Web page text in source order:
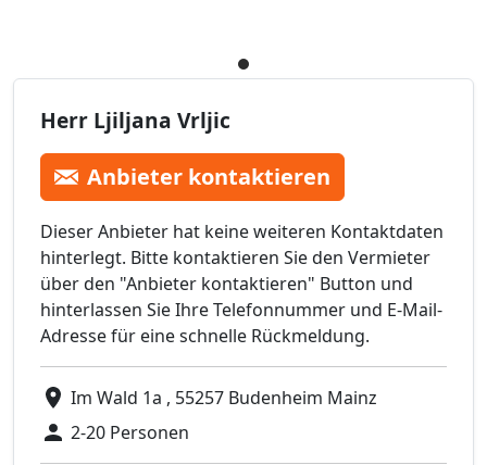
Herr Ljiljana Vrljic
Anbieter kontaktieren
Dieser Anbieter hat keine weiteren Kontaktdaten
hinterlegt. Bitte kontaktieren Sie den Vermieter
über den "Anbieter kontaktieren" Button und
hinterlassen Sie Ihre Telefonnummer und E-Mail-
Adresse für eine schnelle Rückmeldung.
Im Wald 1a , 55257 Budenheim Mainz
2-20 Personen